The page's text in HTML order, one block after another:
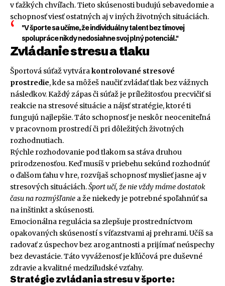
v ťažkých chvíľach. Tieto skúsenosti budujú sebavedomie a
schopnosť viesť ostatných aj v iných životných situáciách.
"V športe sa učíme, že individuálny talent bez tímovej
spolupráce nikdy nedosiahne svoj plný potenciál."
Zvládanie stresu a tlaku
Športová súťaž vytvárakontrolované stresové
prostredie, kde sa môžeš naučiť zvládať tlak bez vážnych
následkov. Každý zápas či súťaž je príležitosťou precvičiť si
reakcie na stresové situácie a nájsť stratégie, ktoré ti
fungujú najlepšie. Táto schopnosť je neskôr neoceniteľná
v pracovnom prostredí či pri dôležitých životných
rozhodnutiach.
Rýchle rozhodovanie pod tlakom sa stáva druhou
prirodzenosťou. Keď musíš v priebehu sekúnd rozhodnúť
o ďalšom ťahu v hre, rozvíjaš schopnosť myslieť jasne aj v
stresových situáciách.Šport učí, že nie vždy máme dostatok
času na rozmýšľanie a že niekedy je potrebné spoľahnúť sa
na inštinkt a skúsenosti.
Emocionálna regulácia sa zlepšuje prostredníctvom
opakovaných skúseností s víťazstvami aj prehrami. Učíš sa
radovať z úspechov bez arogantnosti a prijímať neúspechy
bez devastácie. Táto vyváženosť je kľúčová pre duševné
zdravie a kvalitné medziľudské vzťahy.
Stratégie zvládania stresu v športe: